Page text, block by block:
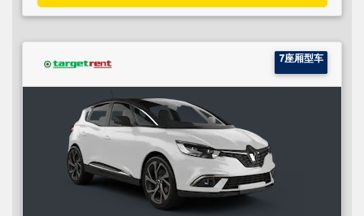
7座厢型车